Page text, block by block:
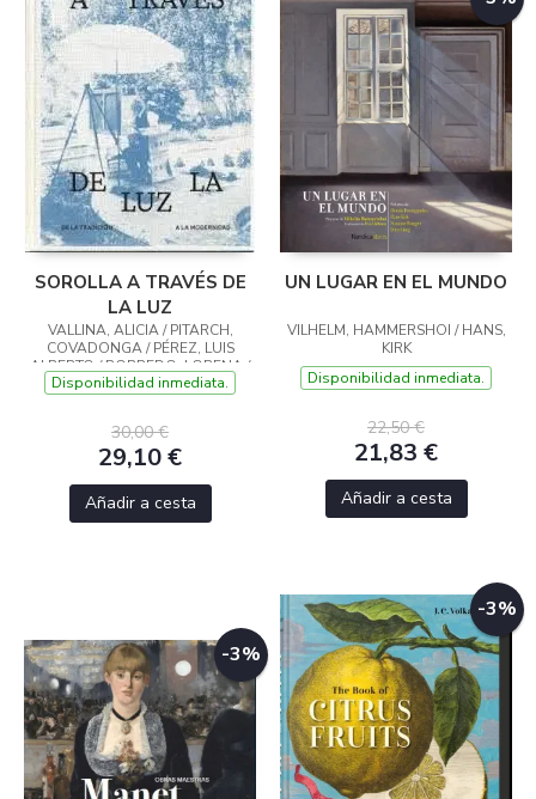
SOROLLA A TRAVÉS DE
LA LUZ
VALLINA, ALICIA / PITARCH,
COVADONGA / PÉREZ, LUIS
ALBERTO / ROBREDO, LORENA /
FERNÁNDEZ, CONCEPCIÓN /
Disponibilidad inmediata.
30,00 €
29,10 €
Añadir a cesta
UN LUGAR EN EL MUNDO
VILHELM, HAMMERSHOI / HANS,
KIRK
Disponibilidad inmediata.
22,50 €
21,83 €
Añadir a cesta
-3%
-3%